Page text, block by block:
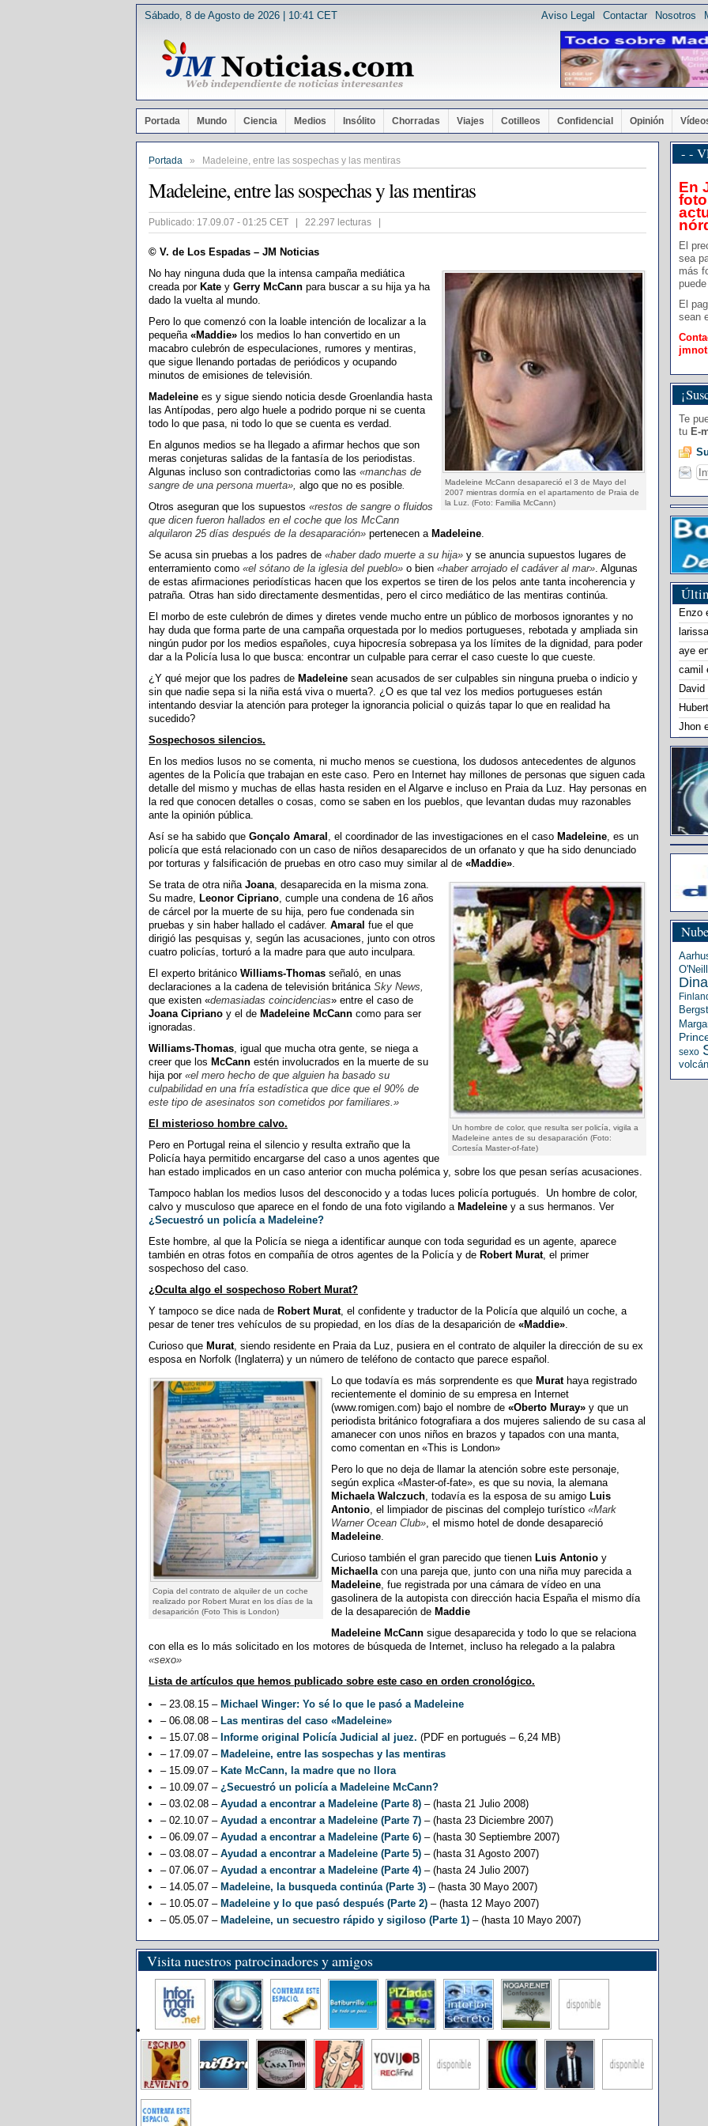
Sábado, 8 de Agosto de 2026 | 10:41 CET Nosotros
Contactar
Aviso Legal
Portada Mundo Ciencia Medios Insólito Chorradas Viajes Cotilleos Confidencial Opinión
Portada » Madeleine, entre las sospechas y las mentiras
Madeleine, entre las sospechas y las mentiras
Publicado: 17.09.07 - 01:25 CET | 22.297 lecturas |
© V. de Los Espadas – JM Noticias
Madeleine McCann desapareció el 3 de Mayo del
2007 mientras dormía en el apartamento de Praia de
la Luz. (Foto: Familia McCann)
No hay ninguna duda que la intensa campaña mediática
creada por Kate y Gerry McCann para buscar a su hija ya ha
dado la vuelta al mundo.
Pero lo que comenzó con la loable intención de localizar a la
pequeña «Maddie» los medios lo han convertido en un
macabro culebrón de especulaciones, rumores y mentiras,
que sigue llenando portadas de periódicos y ocupando
minutos de emisiones de televisión.
Madeleine es y sigue siendo noticia desde Groenlandia hasta
las Antípodas, pero algo huele a podrido porque ni se cuenta
todo lo que pasa, ni todo lo que se cuenta es verdad.
En algunos medios se ha llegado a afirmar hechos que son
meras conjeturas salidas de la fantasía de los periodistas.
Algunas incluso son contradictorias como las «manchas de
sangre de una persona muerta», algo que no es posible.
Otros aseguran que los supuestos «restos de sangre o fluidos
que dicen fueron hallados en el coche que los McCann
alquilaron 25 días después de la desaparación» pertenecen a Madeleine.
Se acusa sin pruebas a los padres de «haber dado muerte a su hija» y se anuncia supuestos lugares de
enterramiento como «el sótano de la iglesia del pueblo» o bien «haber arrojado el cadáver al mar». Algunas
de estas afirmaciones periodísticas hacen que los expertos se tiren de los pelos ante tanta incoherencia y
patraña. Otras han sido directamente desmentidas, pero el circo mediático de las mentiras continúa.
El morbo de este culebrón de dimes y diretes vende mucho entre un público de morbosos ignorantes y no
hay duda que forma parte de una campaña orquestada por lo medios portugueses, rebotada y ampliada sin
ningún pudor por los medios españoles, cuya hipocresía sobrepasa ya los límites de la dignidad, para poder
dar a la Policía lusa lo que busca: encontrar un culpable para cerrar el caso cueste lo que cueste.
¿Y qué mejor que los padres de Madeleine sean acusados de ser culpables sin ninguna prueba o indicio y
sin que nadie sepa si la niña está viva o muerta?. ¿O es que tal vez los medios portugueses están
intentando desviar la atención para proteger la ignorancia policial o quizás tapar lo que en realidad ha
sucedido?
Sospechosos silencios.
En los medios lusos no se comenta, ni mucho menos se cuestiona, los dudosos antecedentes de algunos
agentes de la Policía que trabajan en este caso. Pero en Internet hay millones de personas que siguen cada
detalle del mismo y muchas de ellas hasta residen en el Algarve e incluso en Praia da Luz. Hay personas en
la red que conocen detalles o cosas, como se saben en los pueblos, que levantan dudas muy razonables
ante la opinión pública.
Así se ha sabido que Gonçalo Amaral , el coordinador de las investigaciones en el caso Madeleine, es un
policía que está relacionado con un caso de niños desaparecidos de un orfanato y que ha sido denunciado
por torturas y falsificación de pruebas en otro caso muy similar al de «Maddie».
Un hombre de color, que resulta ser policía, vigila a
Madeleine antes de su desaparación (Foto:
Cortesía Master-of-fate)
Se trata de otra niña Joana, desaparecida en la misma zona.
Su madre, Leonor Cipriano, cumple una condena de 16 años
de cárcel por la muerte de su hija, pero fue condenada sin
pruebas y sin haber hallado el cadáver. Amaral fue el que
dirigió las pesquisas y, según las acusaciones, junto con otros
cuatro policías, torturó a la madre para que auto inculpara.
El experto británico Williams-Thomas señaló, en unas
declaraciones a la cadena de televisión británica Sky News,
que existen «demasiadas coincidencias» entre el caso de
Joana Cipriano y el de Madeleine McCann como para ser
ignoradas.
Williams-Thomas, igual que mucha otra gente, se niega a
creer que los McCann estén involucrados en la muerte de su
hija por «el mero hecho de que alguien ha basado su
culpabilidad en una fría estadística que dice que el 90% de
este tipo de asesinatos son cometidos por familiares.»
El misterioso hombre calvo.
Pero en Portugal reina el silencio y resulta extraño que la
Policía haya permitido encargarse del caso a unos agentes que
han estado implicados en un caso anterior con mucha polémica y, sobre los que pesan serías acusaciones.
Tampoco hablan los medios lusos del desconocido y a todas luces policía portugués. Un hombre de color,
calvo y musculoso que aparece en el fondo de una foto vigilando a Madeleine y a sus hermanos. Ver
¿Secuestró un policía a Madeleine?
Este hombre, al que la Policía se niega a identificar aunque con toda seguridad es un agente, aparece
también en otras fotos en compañía de otros agentes de la Policía y de Robert Murat, el primer
sospechoso del caso.
¿Oculta algo el sospechoso Robert Murat?
Y tampoco se dice nada de Robert Murat, el confidente y traductor de la Policía que alquiló un coche, a
pesar de tener tres vehículos de su propiedad, en los días de la desaparición de «Maddie».
Curioso que Murat, siendo residente en Praia da Luz, pusiera en el contrato de alquiler la dirección de su ex
esposa en Norfolk (Inglaterra) y un número de teléfono de contacto que parece español.
Copia del contrato de alquiler de un coche
realizado por Robert Murat en los días de la
desaparición (Foto This is London)
Lo que todavía es más sorprendente es que Murathaya registrado
recientemente el dominio de su empresa en Internet
(www.romigen.com) bajo el nombre de «Oberto Muray» y que un
periodista británico fotografiara a dos mujeres saliendo de su casa al
amanecer con unos niños en brazos y tapados con una manta,
como comentan en «This is London»
Pero lo que no deja de llamar la atención sobre este personaje,
según explica «Master-of-fate», es que su novia, la alemana
Michaela Walczuch, todavía es la esposa de su amigo Luis
Antonio, el limpiador de piscinas del complejo turístico «Mark
Warner Ocean Club», el mismo hotel de donde desapareció
Madeleine.
Curioso también el gran parecido que tienen Luis Antonio y
Michaellacon una pareja que, junto con una niña muy parecida a
Madeleine, fue registrada por una cámara de vídeo en una
gasolinera de la autopista con dirección hacia España el mismo día
de la desapareción de Maddie
Madeleine McCann sigue desaparecida y todo lo que se relaciona
con ella es lo más solicitado en los motores de búsqueda de Internet, incluso ha relegado a la palabra
«sexo»
Lista de artículos que hemos publicado sobre este caso en orden cronológico.
– 23.08.15 – Michael Winger: Yo sé lo que le pasó a Madeleine
– 06.08.08 – Las mentiras del caso «Madeleine»
– 15.07.08 – Informe original Policía Judicial al juez. (PDF en portugués – 6,24 MB)
– 17.09.07 – Madeleine, entre las sospechas y las mentiras
– 15.09.07 – Kate McCann, la madre que no llora
– 10.09.07 – ¿Secuestró un policía a Madeleine McCann?
– 03.02.08 – Ayudad a encontrar a Madeleine (Parte 8) – (hasta 21 Julio 2008)
– 02.10.07 – Ayudad a encontrar a Madeleine (Parte 7) – (hasta 23 Diciembre 2007)
– 06.09.07 – Ayudad a encontrar a Madeleine (Parte 6) – (hasta 30 Septiembre 2007)
– 03.08.07 – Ayudad a encontrar a Madeleine (Parte 5) – (hasta 31 Agosto 2007)
– 07.06.07 – Ayudad a encontrar a Madeleine (Parte 4) – (hasta 24 Julio 2007)
– 14.05.07 – Madeleine, la busqueda continúa (Parte 3) – (hasta 30 Mayo 2007)
– 10.05.07 – Madeleine y lo que pasó después (Parte 2) – (hasta 12 Mayo 2007)
– 05.05.07 – Madeleine, un secuestro rápido y sigiloso (Parte 1) – (hasta 10 Mayo 2007)
Visita nuestros patrocinadores y amigos
- -
En
El
sea
más
El
sean
Te
tu E-
Enzo
larissa
aye
camil
David
Hubert
Jhon
O'Neill
sexo
volcán